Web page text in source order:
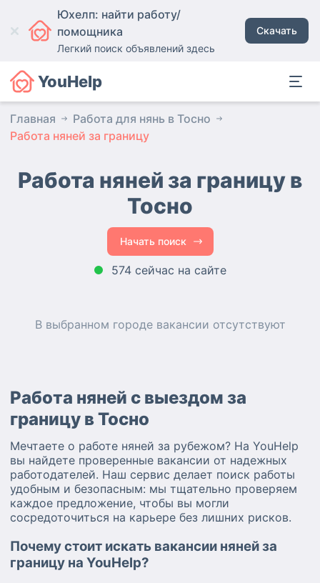
Юхелп: найти работу/
помощника
Легкий поиск объявлений здесь
Скачать
YouHelp
Главная
Работа для нянь в Тосно
Работа няней за границу
Работа няней за границу в
Тосно
Начать поиск
574 сейчас на сайте
В выбранном городе вакансии отсутствуют
Работа няней с выездом за
границу в Тосно
Мечтаете о работе няней за рубежом? На YouHelp
вы найдете проверенные вакансии от надежных
работодателей. Наш сервис делает поиск работы
удобным и безопасным: мы тщательно проверяем
каждое предложение, чтобы вы могли
сосредоточиться на карьере без лишних рисков.
Почему стоит искать вакансии няней за
границу на YouHelp?